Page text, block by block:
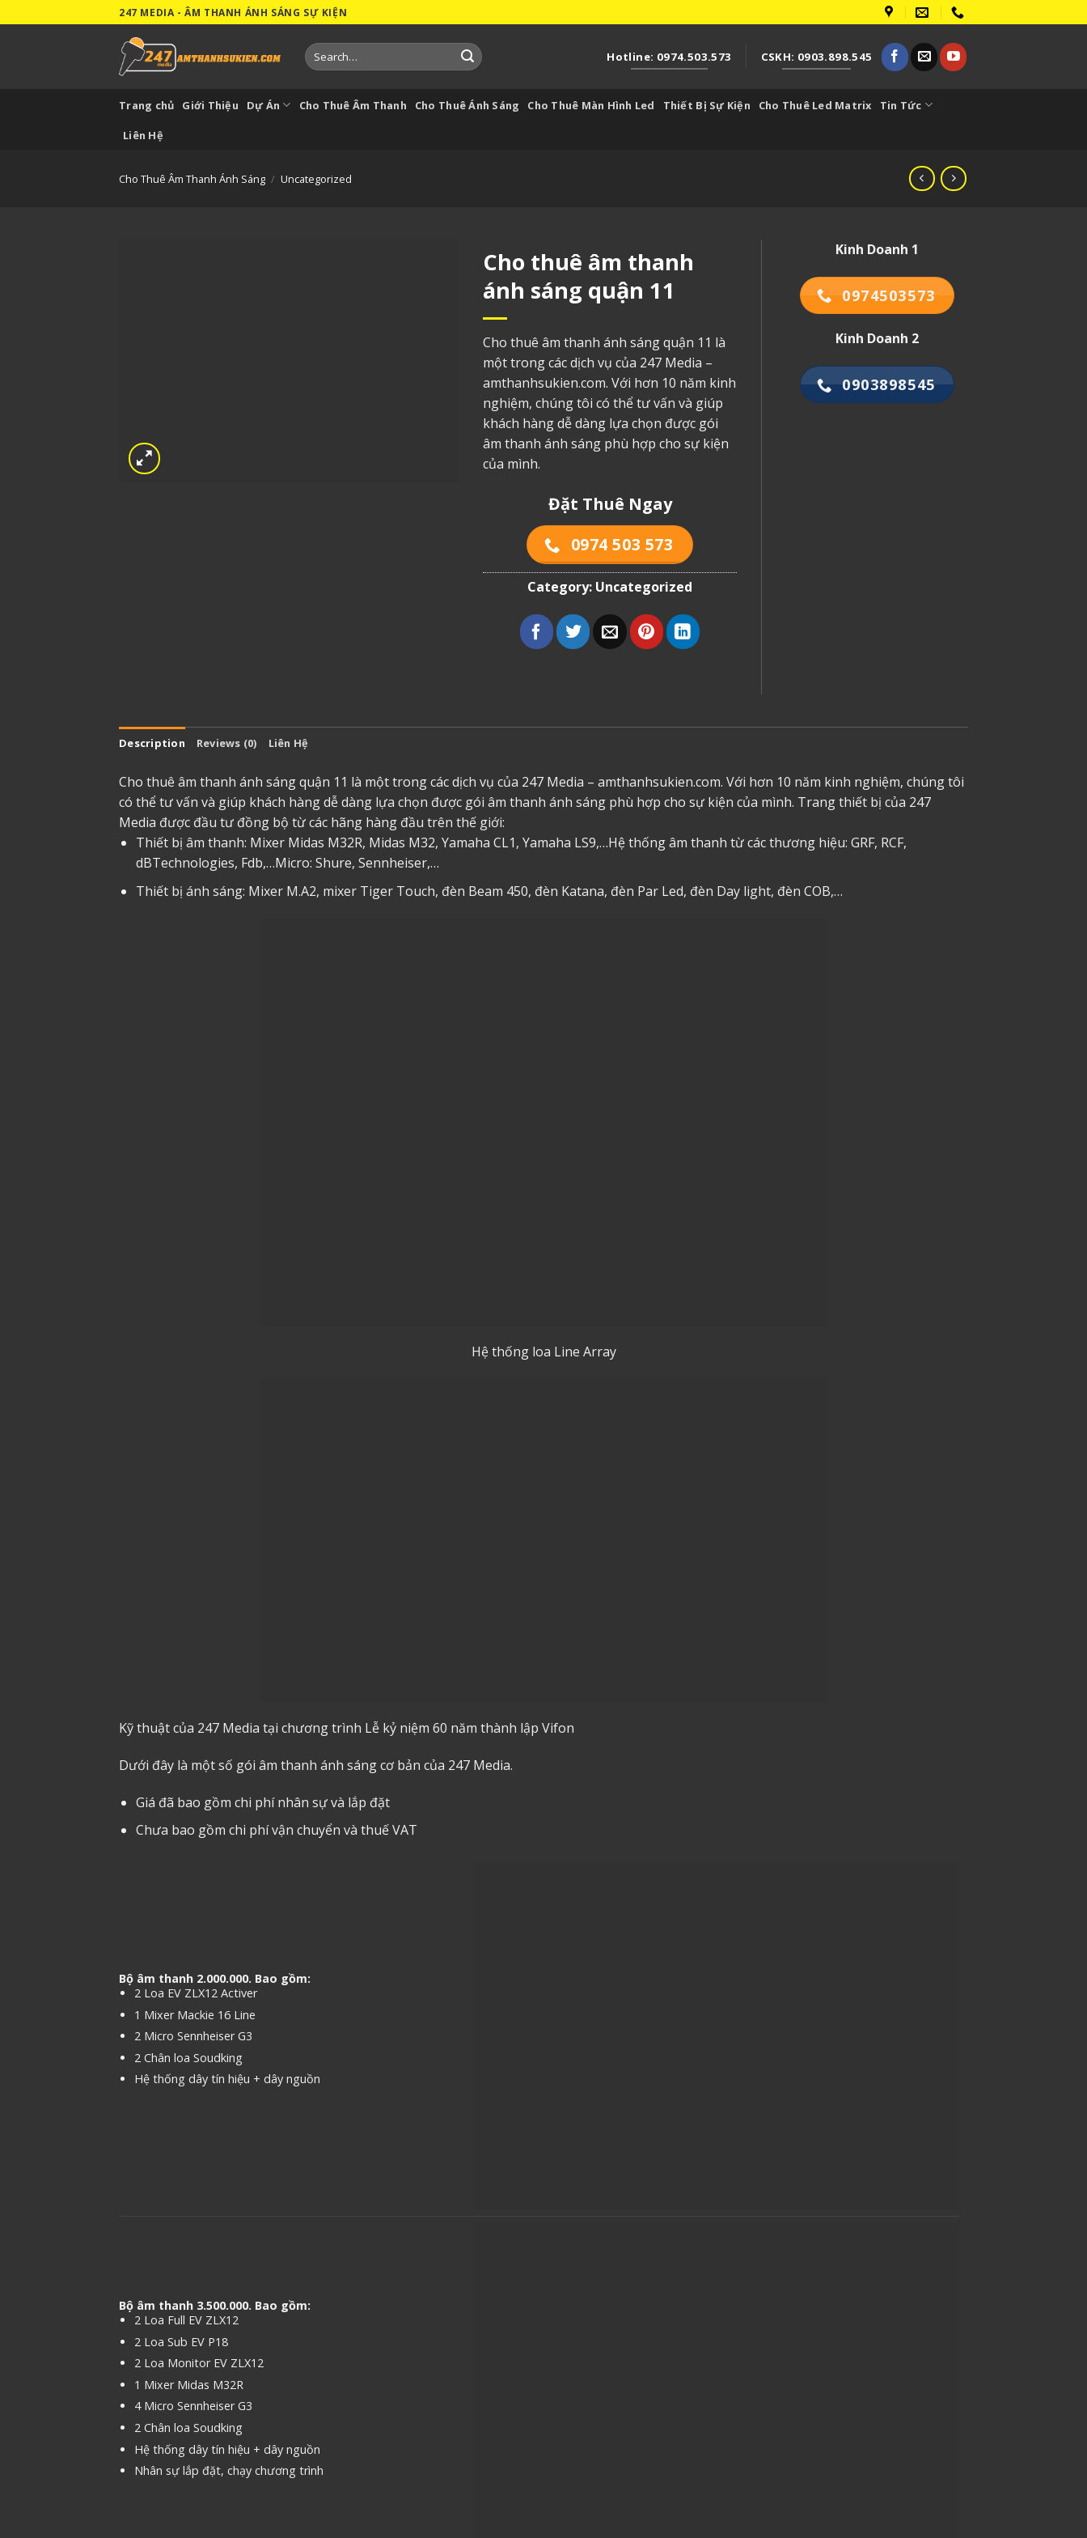
to
247 MEDIA - ÂM THANH ÁNH SÁNG SỰ KIỆN
Search
for:
Hotline: 0974.503.573 CSKH: 0903.898.545
Trang chủ Giới Thiệu Dự Án Cho Thuê Âm Thanh Cho Thuê Ánh Sáng Cho Thuê Màn Hình Led Thiết Bị Sự Kiện Cho Thuê Led Matrix Tin Tức
Liên Hệ
Cho Thuê Âm Thanh Ánh Sáng / Uncategorized
Cho thuê âm thanh
ánh sáng quận 11
Cho thuê âm thanh ánh sáng quận 11 là
một trong các dịch vụ của 247 Media –
amthanhsukien.com. Với hơn 10 năm kinh
nghiệm, chúng tôi có thể tư vấn và giúp
khách hàng dễ dàng lựa chọn được gói
âm thanh ánh sáng phù hợp cho sự kiện
của mình.
Đặt Thuê Ngay
0974 503 573
Category: Uncategorized
Kinh Doanh 1
0974503573
Kinh Doanh 2
0903898545
Description Reviews (0) Liên Hệ
Cho thuê âm thanh ánh sáng quận 11 là một trong các dịch vụ của 247 Media – amthanhsukien.com. Với hơn 10 năm kinh nghiệm, chúng tôi
có thể tư vấn và giúp khách hàng dễ dàng lựa chọn được gói âm thanh ánh sáng phù hợp cho sự kiện của mình. Trang thiết bị của 247
Media được đầu tư đồng bộ từ các hãng hàng đầu trên thế giới:
Thiết bị âm thanh: Mixer Midas M32R, Midas M32, Yamaha CL1, Yamaha LS9,…Hệ thống âm thanh từ các thương hiệu: GRF, RCF,
dBTechnologies, Fdb,…Micro: Shure, Sennheiser,…
Thiết bị ánh sáng: Mixer M.A2, mixer Tiger Touch, đèn Beam 450, đèn Katana, đèn Par Led, đèn Day light, đèn COB,…
Hệ thống loa Line Array
Kỹ thuật của 247 Media tại chương trình Lễ kỷ niệm 60 năm thành lập Vifon
Dưới đây là một số gói âm thanh ánh sáng cơ bản của 247 Media.
Giá đã bao gồm chi phí nhân sự và lắp đặt
Chưa bao gồm chi phí vận chuyển và thuế VAT
Bộ âm thanh 2.000.000. Bao gồm:
2 Loa EV ZLX12 Activer
1 Mixer Mackie 16 Line
2 Micro Sennheiser G3
2 Chân loa Soudking
Hệ thống dây tín hiệu + dây nguồn
Bộ âm thanh 3.500.000. Bao gồm:
2 Loa Full EV ZLX12
2 Loa Sub EV P18
2 Loa Monitor EV ZLX12
1 Mixer Midas M32R
4 Micro Sennheiser G3
2 Chân loa Soudking
Hệ thống dây tín hiệu + dây nguồn
Nhân sự lắp đặt, chạy chương trình